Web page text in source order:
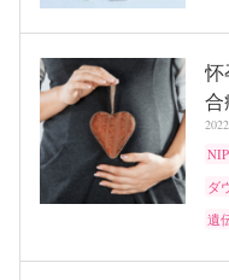
怀
ダ
遺